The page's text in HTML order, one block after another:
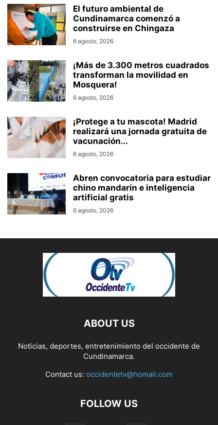
El futuro ambiental de
Cundinamarca comenzó a
construirse en Chingaza
6 agosto, 2026
¡Más de 3.300 metros cuadrados
transforman la movilidad en
Mosquera!
6 agosto, 2026
¡Protege a tu mascota! Madrid
realizará una jornada gratuita de
vacunación...
6 agosto, 2026
Abren convocatoria para estudiar
chino mandarín e inteligencia
artificial gratis
6 agosto, 2026
ABOUT US
Noticias, deportes, entretenimiento del occidente de
Cundinamarca.
Contact us: occidentetv@homail.com
FOLLOW US